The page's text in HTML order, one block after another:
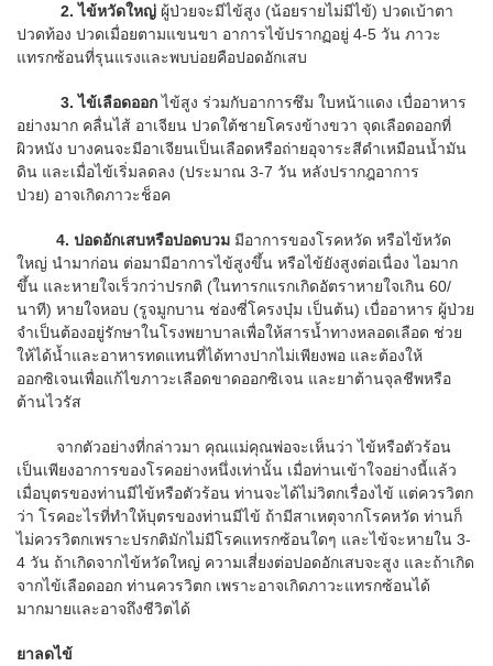
2. ไข้หวัดใหญ่ ผู้ป่วยจะมีไข้สูง (น้อยรายไม่มีไข้) ปวดเบ้าตา
ปวดท้อง ปวดเมื่อยตามแขนขา อาการไข้ปรากฏอยู่ 4-5 วัน ภาวะ
แทรกซ้อนที่รุนแรงและพบบ่อยคือปอดอักเสบ
3. ไข้เลือดออกไข้สูง ร่วมกับอาการซึม ใบหน้าแดง เบื่ออาหาร
อย่างมาก คลื่นไส้ อาเจียน ปวดใต้ชายโครงข้างขวา จุดเลือดออกที่
ผิวหนัง บางคนจะมีอาเจียนเป็นเลือดหรือถ่ายอุจาระสีดำเหมือนน้ำมัน
ดิน และเมื่อไข้เริ่มลดลง (ประมาณ 3-7 วัน หลังปรากฎอาการ
ป่วย) อาจเกิดภาวะช็อค
4. ปอดอักเสบหรือปอดบวม มีอาการของโรคหวัด หรือไข้หวัด
ใหญ่ นำมาก่อน ต่อมามีอาการไข้สูงขึ้น หรือไข้ยังสูงต่อเนื่อง ไอมาก
ขึ้น และหายใจเร็วกว่าปรกติ (ในทารกแรกเกิดอัตราหายใจเกิน 60/
นาที) หายใจหอบ (รูจมูกบาน ช่องซี่โครงบุ๋ม เป็นต้น) เบื่ออาหาร ผู้ป่วย
จำเป็นต้องอยู่รักษาในโรงพยาบาลเพื่อให้สารน้ำทางหลอดเลือด ช่วย
ให้ได้น้ำและอาหารทดแทนที่ได้ทางปากไม่เพียงพอ และต้องให้
ออกซิเจนเพื่อแก้ไขภาวะเลือดขาดออกซิเจน และยาต้านจุลชีพหรือ
ต้านไวรัส
จากตัวอย่างที่กล่าวมา คุณแม่คุณพ่อจะเห็นว่า ไข้หรือตัวร้อน
เป็นเพียงอาการของโรคอย่างหนึ่งเท่านั้น เมื่อท่านเข้าใจอย่างนี้แล้ว
เมื่อบุตรของท่านมีไข้หรือตัวร้อน ท่านจะได้ไม่วิตกเรื่องไข้ แต่ควรวิตก
ว่า โรคอะไรที่ทำให้บุตรของท่านมีไข้ ถ้ามีสาเหตุจากโรคหวัด ท่านก็
ไม่ควรวิตกเพราะปรกติมักไม่มีโรคแทรกซ้อนใดๆ และไข้จะหายใน 3-
4 วัน ถ้าเกิดจากไข้หวัดใหญ่ ความเสี่ยงต่อปอดอักเสบจะสูง และถ้าเกิด
จากไข้เลือดออก ท่านควรวิตก เพราะอาจเกิดภาวะแทรกซ้อนได้
มากมายและอาจถึงชีวิตได้
ยาลดไข้